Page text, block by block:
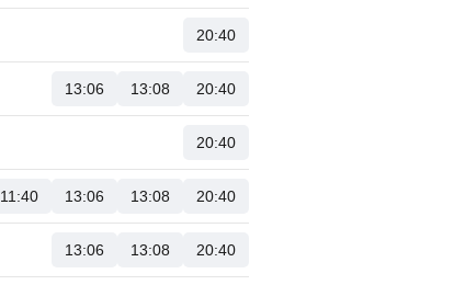
20:40
13:06 13:08 20:40
20:40
11:40 13:06 13:08 20:40
13:06 13:08 20:40